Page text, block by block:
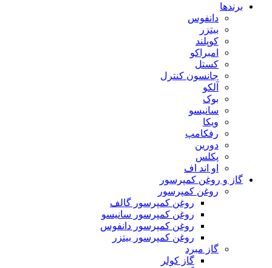
برندها
دانفوس
بیتزر
کوپلند
امبراکو
کستل
جانسون کنترل
آلکو
بوک
سانیسو
ویکا
رفکامپ
دورین
پکلس
او اند اف
گاز و روغن کمپرسور
روغن کمپرسور
روغن کمپرسور گالف
روغن کمپرسور سانیسو
روغن کمپرسور دانفوس
روغن کمپرسور بیتزر
گاز مبرد
گاز کولر